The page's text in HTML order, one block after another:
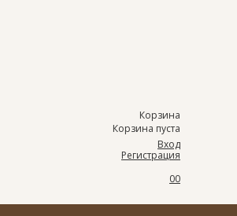
Корзина
Корзина пуста
Вход
Регистрация
00